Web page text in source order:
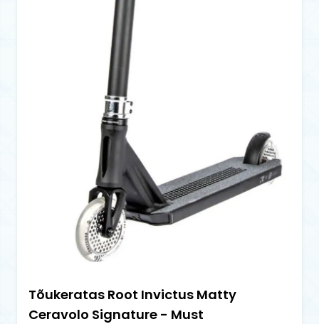
Tõukeratas Root Invictus Matty
Ceravolo Signature - Must